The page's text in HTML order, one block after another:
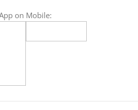
on Mobile: